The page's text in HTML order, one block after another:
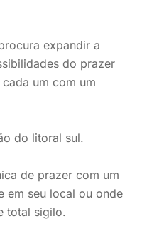
expandir a
do prazer
um com um
do litoral sul.
de prazer com um
em seu local ou onde
total sigilo.